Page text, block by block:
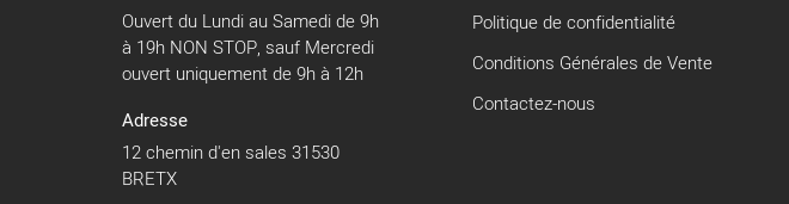
Ouvert du Lundi au Samedi de 9h
à 19h NON STOP, sauf Mercredi
ouvert uniquement de 9h à 12h
Adresse
12 chemin d'en sales 31530
BRETX
Politique de confidentialité
Conditions Générales de Vente
Contactez-nous